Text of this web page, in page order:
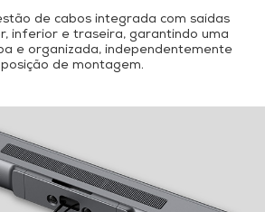
de cabos integrada com saídas
inferior e traseira, garantindo uma
e organizada, independentemente
de montagem.